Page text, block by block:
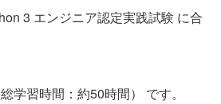
3 エンジニア認定実践試験 に合
学習時間：約50時間） です。